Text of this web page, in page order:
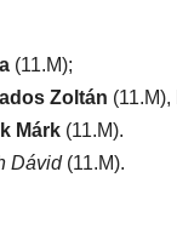
(11.M);
Zoltán (11.M),
Márk (11.M).
Dávid(11.M).